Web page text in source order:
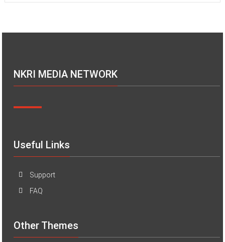
NKRI MEDIA NETWORK
Useful Links
Support
FAQ
Other Themes